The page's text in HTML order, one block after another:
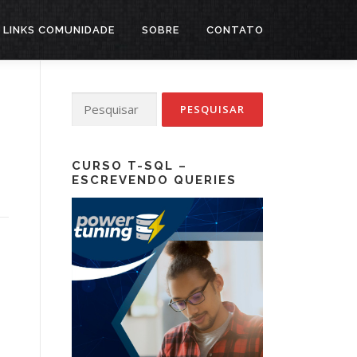
LINKS COMUNIDADE SOBRE CONTATO
por:
CURSO T-SQL –
ESCREVENDO QUERIES